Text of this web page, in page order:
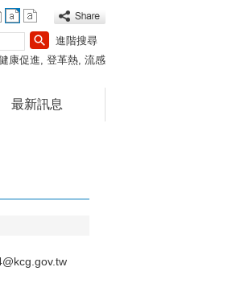
搜
尋
進階搜尋
康促進 登革熱 流感
最新訊息